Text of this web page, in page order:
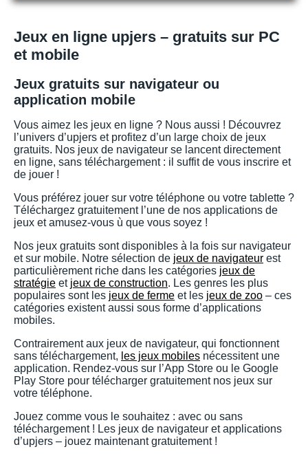
Jeux en ligne upjers – gratuits sur PC
et mobile
Jeux gratuits sur navigateur ou
application mobile
Vous aimez les jeux en ligne ? Nous aussi ! Découvrez
l’univers d’upjers et profitez d’un large choix de jeux
gratuits. Nos jeux de navigateur se lancent directement
en ligne, sans téléchargement : il suffit de vous inscrire et
de jouer !
Vous préférez jouer sur votre téléphone ou votre tablette ?
Téléchargez gratuitement l’une de nos applications de
jeux et amusez-vous ù que vous soyez !
Nos jeux gratuits sont disponibles à la fois sur navigateur
et sur mobile. Notre sélection de jeux de navigateur est
particulièrement riche dans les catégories jeux de
stratégie et jeux de construction. Les genres les plus
populaires sont les jeux de ferme et les jeux de zoo – ces
catégories existent aussi sous forme d’applications
mobiles.
Contrairement aux jeux de navigateur, qui fonctionnent
sans téléchargement, les jeux mobiles nécessitent une
application. Rendez-vous sur l’App Store ou le Google
Play Store pour télécharger gratuitement nos jeux sur
votre téléphone.
Jouez comme vous le souhaitez : avec ou sans
téléchargement ! Les jeux de navigateur et applications
d’upjers – jouez maintenant gratuitement !